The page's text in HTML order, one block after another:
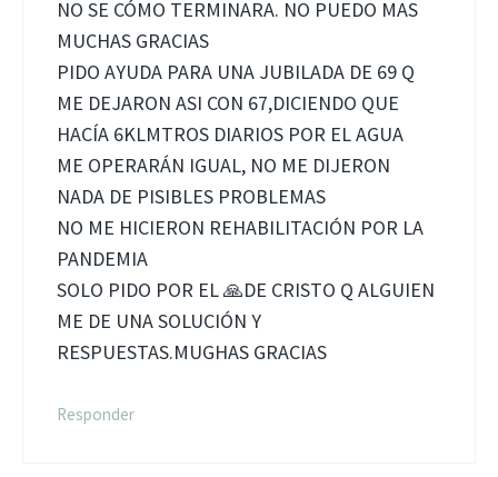
NO SE CÓMO TERMINARA. NO PUEDO MAS
MUCHAS GRACIAS
PIDO AYUDA PARA UNA JUBILADA DE 69 Q
ME DEJARON ASI CON 67,DICIENDO QUE
HACÍA 6KLMTROS DIARIOS POR EL AGUA
ME OPERARÁN IGUAL, NO ME DIJERON
NADA DE PISIBLES PROBLEMAS
NO ME HICIERON REHABILITACIÓN POR LA
PANDEMIA
SOLO PIDO POR EL 🙏DE CRISTO Q ALGUIEN
ME DE UNA SOLUCIÓN Y
RESPUESTAS.MUGHAS GRACIAS
Responder